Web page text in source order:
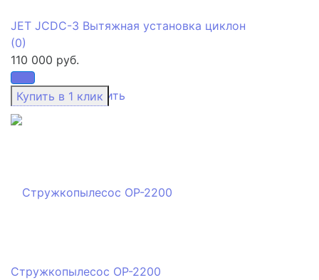
избранное сравнить
JET JCDC-3 Вытяжная установка циклон
(0)
110 000 руб.
Стружкопылесос OP-2200